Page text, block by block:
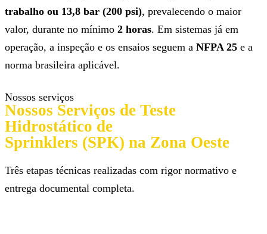
trabalho ou 13,8 bar (200 psi), prevalecendo o maior
valor, durante no mínimo 2 horas. Em sistemas já em
operação, a inspeção e os ensaios seguem a NFPA 25 e a
norma brasileira aplicável.
Nossos serviços
Nossos Serviços de Teste
Hidrostático de
Sprinklers (SPK) na Zona Oeste
Três etapas técnicas realizadas com rigor normativo e
entrega documental completa.